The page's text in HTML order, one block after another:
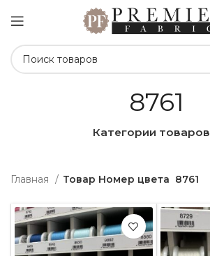
8761
Категории товаров
Главная Товар Номер цвета 8761